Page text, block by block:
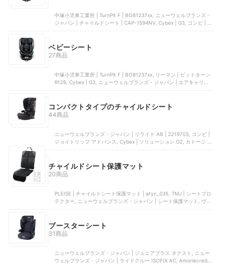
中塚小児車工業所 | TurnPit F | BO81237xx, ニューウェルブランズ・
ジャパン | チャイルドシート | CAP-1594NV, Cybex | G3, コンビ | コ
ベビーシート
27商品
中塚小児車工業所 | TurnPit F | BO81237xx, リーマン | ビットターン
R129, Cybex | G3, ニューウェルブランズ・ジャパン | エアキャリー
コンパクトタイプのチャイルドシート
44商品
ニューウェルブランズ・ジャパン | リライド AB | 2219703, コンビ |
ジョイトリップ アドバンス, Cybex | ソリューション G2, カトージ |
チャイルドシート保護マット
20商品
PLEISE | チャイルドシート保護マット | atyc_035, TMJ | シートプロ
テクター, ニューウェルブランズ・ジャパン | シート保護マット, ヴァ
ブースターシート
31商品
ニューウェルブランズ・ジャパン | ジュニアプラス ネクスト, ニュー
ウェルブランズ・ジャパン | ライドクルー ISOFIX AC, Amorlecredit |